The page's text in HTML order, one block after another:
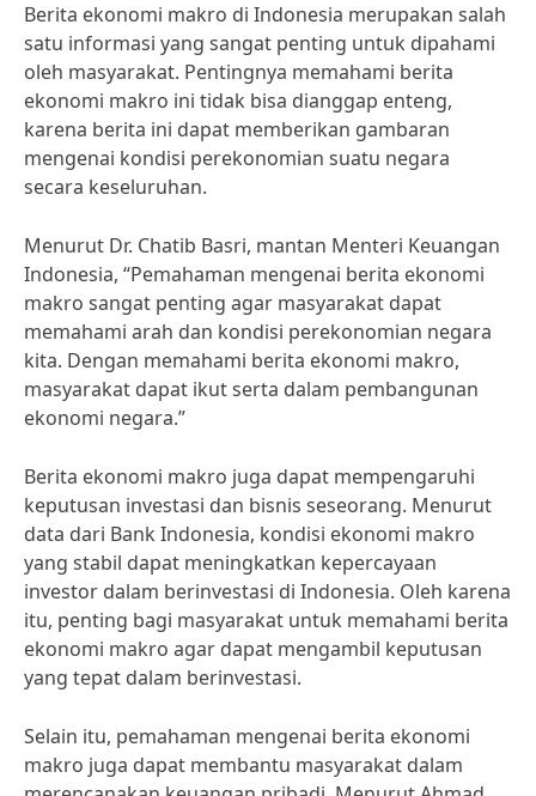
Berita ekonomi makro di Indonesia merupakan salah
satu informasi yang sangat penting untuk dipahami
oleh masyarakat. Pentingnya memahami berita
ekonomi makro ini tidak bisa dianggap enteng,
karena berita ini dapat memberikan gambaran
mengenai kondisi perekonomian suatu negara
secara keseluruhan.
Menurut Dr. Chatib Basri, mantan Menteri Keuangan
Indonesia, “Pemahaman mengenai berita ekonomi
makro sangat penting agar masyarakat dapat
memahami arah dan kondisi perekonomian negara
kita. Dengan memahami berita ekonomi makro,
masyarakat dapat ikut serta dalam pembangunan
ekonomi negara.”
Berita ekonomi makro juga dapat mempengaruhi
keputusan investasi dan bisnis seseorang. Menurut
data dari Bank Indonesia, kondisi ekonomi makro
yang stabil dapat meningkatkan kepercayaan
investor dalam berinvestasi di Indonesia. Oleh karena
itu, penting bagi masyarakat untuk memahami berita
ekonomi makro agar dapat mengambil keputusan
yang tepat dalam berinvestasi.
Selain itu, pemahaman mengenai berita ekonomi
makro juga dapat membantu masyarakat dalam